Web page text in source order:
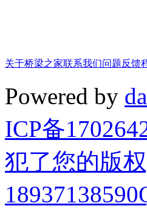
关于桥梁之家联系我们问题反馈
Powered by
ICP备
犯了您的版